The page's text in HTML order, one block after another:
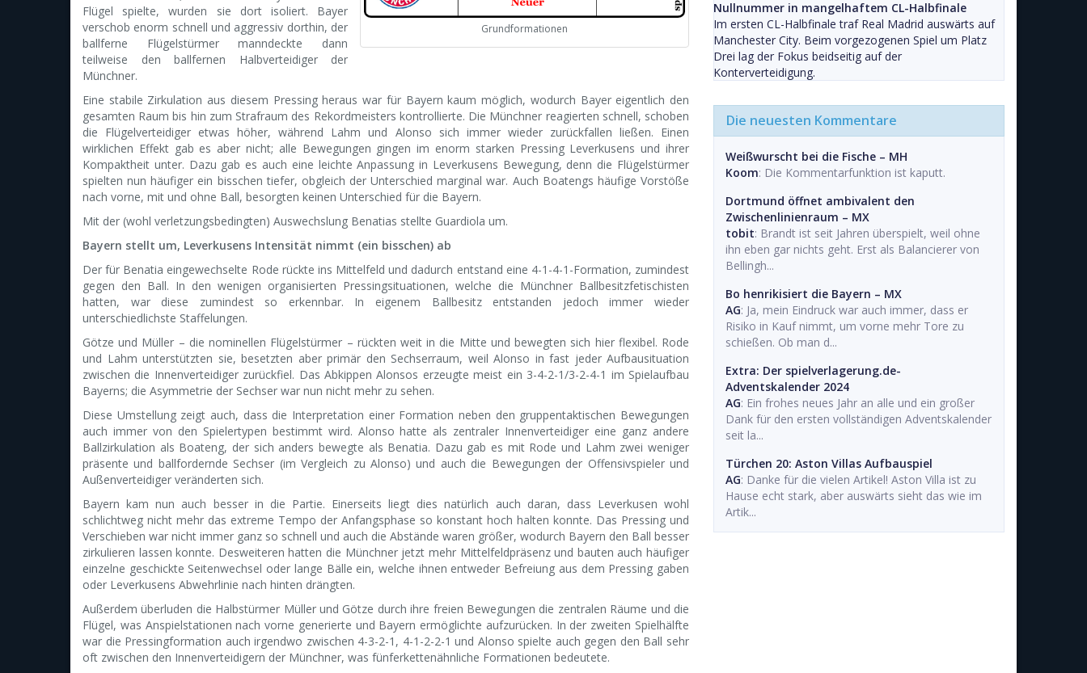
Grundformationen
Flügel spielte, wurden sie dort isoliert. Bayer
verschob enorm schnell und aggressiv dorthin, der
ballferne Flügelstürmer manndeckte dann
teilweise den ballfernen Halbverteidiger der
Münchner.
Eine stabile Zirkulation aus diesem Pressing heraus war für Bayern kaum möglich, wodurch Bayer eigentlich den
gesamten Raum bis hin zum Strafraum des Rekordmeisters kontrollierte. Die Münchner reagierten schnell, schoben
die Flügelverteidiger etwas höher, während Lahm und Alonso sich immer wieder zurückfallen ließen. Einen
wirklichen Effekt gab es aber nicht; alle Bewegungen gingen im enorm starken Pressing Leverkusens und ihrer
Kompaktheit unter. Dazu gab es auch eine leichte Anpassung in Leverkusens Bewegung, denn die Flügelstürmer
spielten nun häufiger ein bisschen tiefer, obgleich der Unterschied marginal war. Auch Boatengs häufige Vorstöße
nach vorne, mit und ohne Ball, besorgten keinen Unterschied für die Bayern.
Mit der (wohl verletzungsbedingten) Auswechslung Benatias stellte Guardiola um.
Bayern stellt um, Leverkusens Intensität nimmt (ein bisschen) ab
Der für Benatia eingewechselte Rode rückte ins Mittelfeld und dadurch entstand eine 4-1-4-1-Formation, zumindest
gegen den Ball. In den wenigen organisierten Pressingsituationen, welche die Münchner Ballbesitzfetischisten
hatten, war diese zumindest so erkennbar. In eigenem Ballbesitz entstanden jedoch immer wieder
unterschiedlichste Staffelungen.
Götze und Müller – die nominellen Flügelstürmer – rückten weit in die Mitte und bewegten sich hier flexibel. Rode
und Lahm unterstützten sie, besetzten aber primär den Sechserraum, weil Alonso in fast jeder Aufbausituation
zwischen die Innenverteidiger zurückfiel. Das Abkippen Alonsos erzeugte meist ein 3-4-2-1/3-2-4-1 im Spielaufbau
Bayerns; die Asymmetrie der Sechser war nun nicht mehr zu sehen.
Diese Umstellung zeigt auch, dass die Interpretation einer Formation neben den gruppentaktischen Bewegungen
auch immer von den Spielertypen bestimmt wird. Alonso hatte als zentraler Innenverteidiger eine ganz andere
Ballzirkulation als Boateng, der sich anders bewegte als Benatia. Dazu gab es mit Rode und Lahm zwei weniger
präsente und ballfordernde Sechser (im Vergleich zu Alonso) und auch die Bewegungen der Offensivspieler und
Außenverteidiger veränderten sich.
Bayern kam nun auch besser in die Partie. Einerseits liegt dies natürlich auch daran, dass Leverkusen wohl
schlichtweg nicht mehr das extreme Tempo der Anfangsphase so konstant hoch halten konnte. Das Pressing und
Verschieben war nicht immer ganz so schnell und auch die Abstände waren größer, wodurch Bayern den Ball besser
zirkulieren lassen konnte. Desweiteren hatten die Münchner jetzt mehr Mittelfeldpräsenz und bauten auch häufiger
einzelne geschickte Seitenwechsel oder lange Bälle ein, welche ihnen entweder Befreiung aus dem Pressing gaben
oder Leverkusens Abwehrlinie nach hinten drängten.
Außerdem überluden die Halbstürmer Müller und Götze durch ihre freien Bewegungen die zentralen Räume und die
Flügel, was Anspielstationen nach vorne generierte und Bayern ermöglichte aufzurücken. In der zweiten Spielhälfte
war die Pressingformation auch irgendwo zwischen 4-3-2-1, 4-1-2-2-1 und Alonso spielte auch gegen den Ball sehr
oft zwischen den Innenverteidigern der Münchner, was fünferkettenähnliche Formationen bedeutete.
Nullnummer in mangelhaftem CL-Halbfinale
Im ersten CL-Halbfinale traf Real Madrid auswärts auf
Manchester City. Beim vorgezogenen Spiel um Platz
Drei lag der Fokus beidseitig auf der
Konterverteidigung.
Die neuesten Kommentare
Weißwurscht bei die Fische – MH
Koom: Die Kommentarfunktion ist kaputt.
Dortmund öffnet ambivalent den
Zwischenlinienraum – MX
tobit: Brandt ist seit Jahren überspielt, weil ohne
ihn eben gar nichts geht. Erst als Balancierer von
Bellingh...
Bo henrikisiert die Bayern – MX
AG: Ja, mein Eindruck war auch immer, dass er
Risiko in Kauf nimmt, um vorne mehr Tore zu
schießen. Ob man d...
Extra: Der spielverlagerung.de-
Adventskalender 2024
AG: Ein frohes neues Jahr an alle und ein großer
Dank für den ersten vollständigen Adventskalender
seit la...
Türchen 20: Aston Villas Aufbauspiel
AG: Danke für die vielen Artikel! Aston Villa ist zu
Hause echt stark, aber auswärts sieht das wie im
Artik...